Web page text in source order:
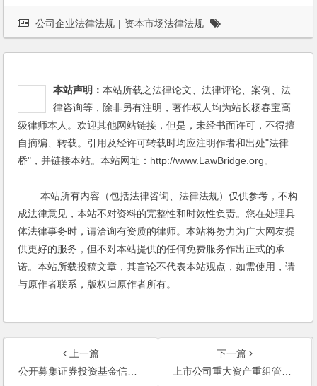
公司企业法律法规 | 资本市场法律法规
本站声明：本站所载之法律论文、法律评论、案例、法
律咨询等，除非另有注明，著作权人均为站长杨春宝高
级律师本人。欢迎其他网站链接，但是，未经书面许可，不得擅
自摘编、转载。引用及经许可转载时均应注明作者和出处"法律
桥"，并链接本站。本站网址：http://www.LawBridge.org。
本站所有内容（包括法律咨询、法律法规）仅供参考，不构
成法律意见，本站不对资料的完整性和时效性负责。您在处理具
体法律事务时，请洽询有资质的律师。本站将努力为广大网友提
供更好的服务，但不对本站提供的任何免费服务作出正式的承
诺。本站所载投稿文章，其言论不代表本站观点，如需使用，请
与原作者联系，版权归原作者所有。
上一篇
公开募集证券投资基金信息披露管理办法
下一篇
上市公司重大资产重组管理办法（2019修正）